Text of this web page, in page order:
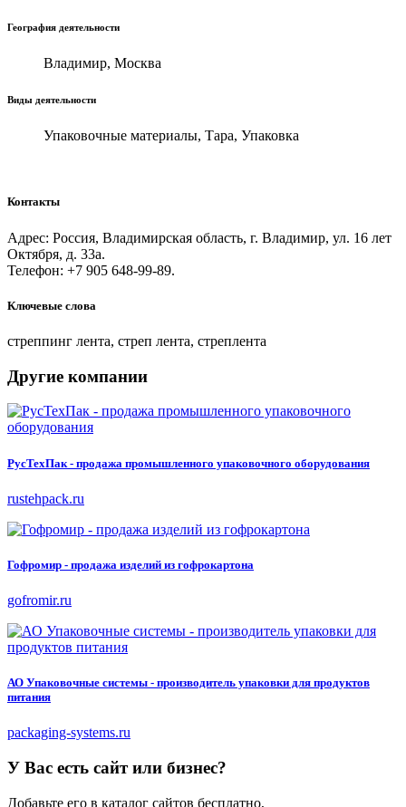
География деятельности
Владимир, Москва
Виды деятельности
Упаковочные материалы, Тара, Упаковка
Контакты
Адрес: Россия, Владимирская область, г. Владимир, ул. 16 лет
Октября, д. 33а.
Телефон: +7 905 648-99-89.
Ключевые слова
стреппинг лента, стреп лента, стреплента
Другие компании
РусТехПак - продажа промышленного упаковочного оборудования
rustehpack.ru
Гофромир - продажа изделий из гофрокартона
gofromir.ru
АО Упаковочные системы - производитель упаковки для продуктов
питания
packaging-systems.ru
У Вас есть сайт или бизнес?
Добавьте его в каталог сайтов бесплатно,